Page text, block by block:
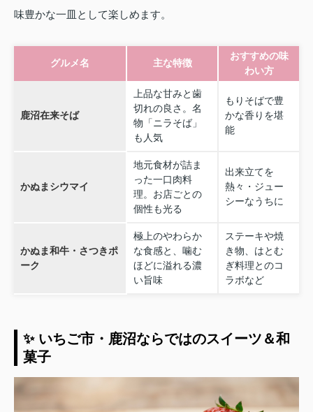
味豊かな一皿として楽しめます。
グルメ名 主な特徴
おすすめの味
わい方
鹿沼在来そば
上品な甘みと歯
切れの良さ。名
物「ニラそば」
も人気
もりそばで豊
かな香りを堪
能
かぬまシウマイ
地元食材が詰ま
った一口肉料
理。お店ごとの
個性も光る
出来立てを
熱々・ジュー
シーなうちに
かぬま和牛・さつきポ
ーク
極上のやわらか
な食感と、噛む
ほどに溢れる濃
い旨味
ステーキや焼
き物、はとむ
ぎ料理とのコ
ラボなど
✨ いちご市・鹿沼ならではのスイーツ＆和
菓子